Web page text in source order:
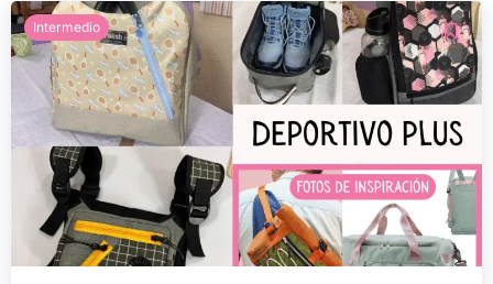
Intermedio
El
precio
original
era:
$ 72.800,00.
El
precio
actual
es:
$ 36.400,00.